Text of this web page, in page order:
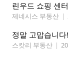
린우드 쇼핑 센
제네시스 부동산 |
정말 고맙습니
스캇리 부동산 |